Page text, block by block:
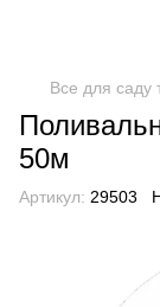
Все для саду
50м
Артикул: 29503